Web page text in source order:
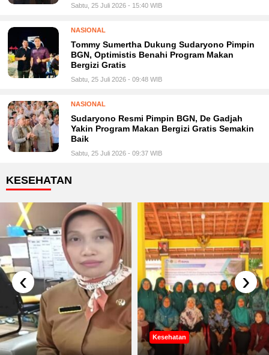
Sabtu, 25 Juli 2026 - 15:40 WIB
NASIONAL
Tommy Sumertha Dukung Sudaryono Pimpin
BGN, Optimistis Benahi Program Makan
Bergizi Gratis
Sabtu, 25 Juli 2026 - 09:48 WIB
NASIONAL
Sudaryono Resmi Pimpin BGN, De Gadjah
Yakin Program Makan Bergizi Gratis Semakin
Baik
Sabtu, 25 Juli 2026 - 09:37 WIB
KESEHATAN
Kesehatan
‹ ›